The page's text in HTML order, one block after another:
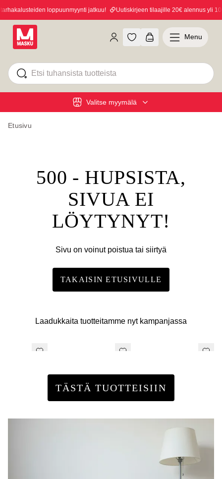
loppuunmyynti jatkuu! Uutiskirjeen tilaajille 20€ alennus yli
Valitse myymälä
Menu
Etusivu
500 - HUPSISTA,
SIVUA EI
LÖYTYNYT!
Sivu on voinut poistua tai siirtyä
TAKAISIN ETUSIVULLE
Laadukkaita tuotteitamme nyt kampanjassa
TÄSTÄ TUOTTEISIIN